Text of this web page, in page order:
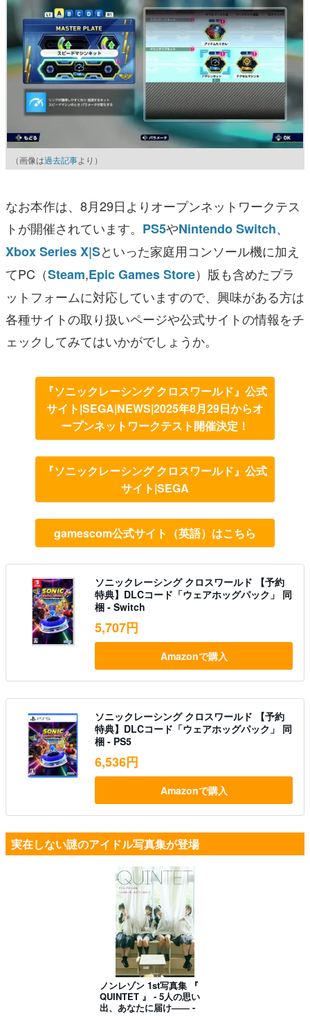
（画像は過去記事より）
なお本作は、8月29日よりオープンネットワークテス
トが開催されています。 PS5やNintendo Switch、
Xbox Series X|Sといった家庭用コンソール機に加え
てPC（Steam,Epic Games Store）版も含めたプラ
ットフォームに対応していますので、興味がある方は
各種サイトの取り扱いページや公式サイトの情報をチ
ェックしてみてはいかがでしょうか。
『ソニックレーシング クロスワールド』公式
サイト|SEGA|NEWS|2025年8月29日からオ
ープンネットワークテスト開催決定！
『ソニックレーシング クロスワールド』公式
サイト|SEGA
gamescom公式サイト（英語）はこちら
ソニックレーシング クロスワールド 【予約
特典】DLCコード「ウェアホッグパック」 同
梱 - Switch
5,707円
Amazonで購入
ソニックレーシング クロスワールド 【予約
特典】DLCコード「ウェアホッグパック」 同
梱 - PS5
6,536円
Amazonで購入
実在しない謎のアイドル写真集が登場
ノンレゾン 1st写真集 『
QUINTET 』 - 5人の思い
出、あなたに届け―― -